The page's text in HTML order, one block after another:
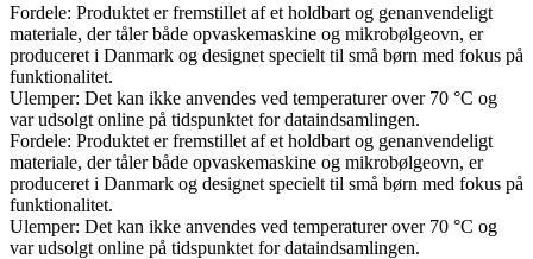
Fordele: Produktet er fremstillet af et holdbart og genanvendeligt
materiale, der tåler både opvaskemaskine og mikrobølgeovn, er
produceret i Danmark og designet specielt til små børn med fokus på
funktionalitet.
Ulemper: Det kan ikke anvendes ved temperaturer over 70 °C og
var udsolgt online på tidspunktet for dataindsamlingen.
Fordele: Produktet er fremstillet af et holdbart og genanvendeligt
materiale, der tåler både opvaskemaskine og mikrobølgeovn, er
produceret i Danmark og designet specielt til små børn med fokus på
funktionalitet.
Ulemper: Det kan ikke anvendes ved temperaturer over 70 °C og
var udsolgt online på tidspunktet for dataindsamlingen.